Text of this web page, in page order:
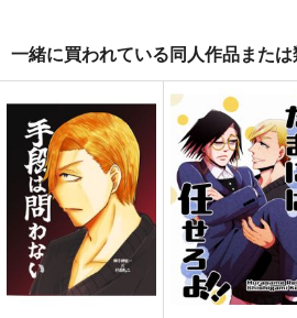
一緒に買われている同人作品また